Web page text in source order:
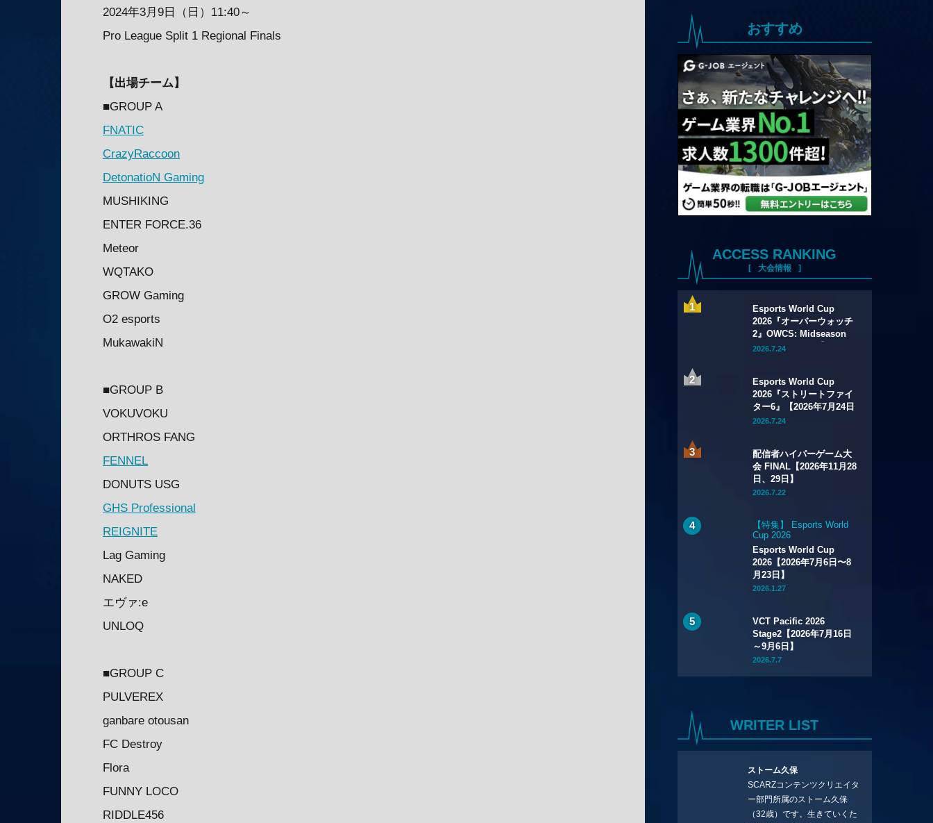
2024年3月9日（日）11:40～
Pro League Split 1 Regional Finals
【出場チーム】
■GROUP A
FNATIC
CrazyRaccoon
DetonatioN Gaming
MUSHIKING
ENTER FORCE.36
Meteor
WQTAKO
GROW Gaming
O2 esports
MukawakiN
■GROUP B
VOKUVOKU
ORTHROS FANG
FENNEL
DONUTS USG
GHS Professional
REIGNITE
Lag Gaming
NAKED
エヴァ:e
UNLOQ
■GROUP C
PULVEREX
ganbare otousan
FC Destroy
Flora
FUNNY LOCO
RIDDLE456
おすすめ
ACCESS RANKING
大会情報
Esports World Cup
2026『オーバーウォッチ
2』OWCS: Midseason
Championship【2026年
2026.7.24
Esports World Cup
2026『ストリートファイ
ター6』【2026年7月24日
～8月1日】
2026.7.24
配信者ハイパーゲーム大
会 FINAL【2026年11月28
日、29日】
2026.7.22
【特集】 Esports World
Cup 2026
Esports World Cup
2026【2026年7月6日〜8
月23日】
2026.1.27
VCT Pacific 2026
Stage2【2026年7月16日
～9月6日】
2026.7.7
WRITER LIST
ストーム久保
SCARZコンテンツクリエイタ
ー部門所属のストーム久保
（32歳）です。生きていくた